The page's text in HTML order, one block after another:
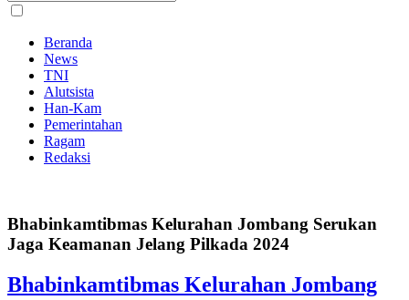
Beranda
News
TNI
Alutsista
Han-Kam
Pemerintahan
Ragam
Redaksi
Bhabinkamtibmas Kelurahan Jombang Serukan
Jaga Keamanan Jelang Pilkada 2024
Bhabinkamtibmas Kelurahan Jombang